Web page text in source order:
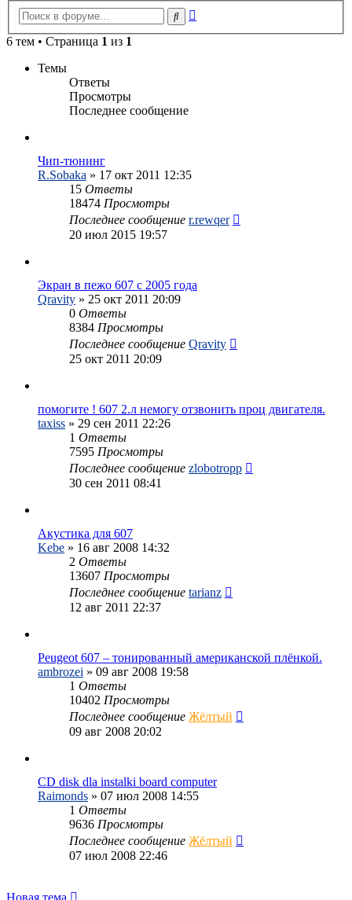
Поиск
6 тем • Страница 1 из 1
Темы
Ответы
Просмотры
Последнее сообщение
Чип-тюнинг
R.Sobaka » 17 окт 2011 12:35
15 Ответы
18474 Просмотры
Последнее сообщение r.rewqer
20 июл 2015 19:57
Экран в пежо 607 с 2005 года
Qravity » 25 окт 2011 20:09
0 Ответы
8384 Просмотры
Последнее сообщение Qravity
25 окт 2011 20:09
помогите ! 607 2.л немогу отзвонить проц двигателя.
taxiss » 29 сен 2011 22:26
1 Ответы
7595 Просмотры
Последнее сообщение zlobotropp
30 сен 2011 08:41
Акустика для 607
Kebe » 16 авг 2008 14:32
2 Ответы
13607 Просмотры
Последнее сообщение tarianz
12 авг 2011 22:37
Peugeot 607 – тонированный американской плёнкой.
ambrozei » 09 авг 2008 19:58
1 Ответы
10402 Просмотры
Последнее сообщение Жёлтый
09 авг 2008 20:02
CD disk dla instalki board computer
Raimonds » 07 июл 2008 14:55
1 Ответы
9636 Просмотры
Последнее сообщение Жёлтый
07 июл 2008 22:46
Новая тема